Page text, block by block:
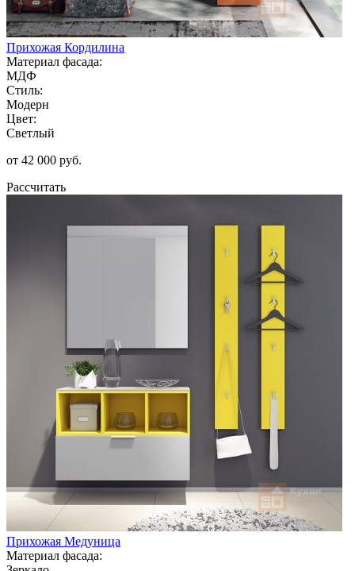
Прихожая Кордилина
Материал фасада:
МДФ
Стиль:
Модерн
Цвет:
Светлый
от 42 000 руб.
Рассчитать
Прихожая Медуница
Материал фасада: